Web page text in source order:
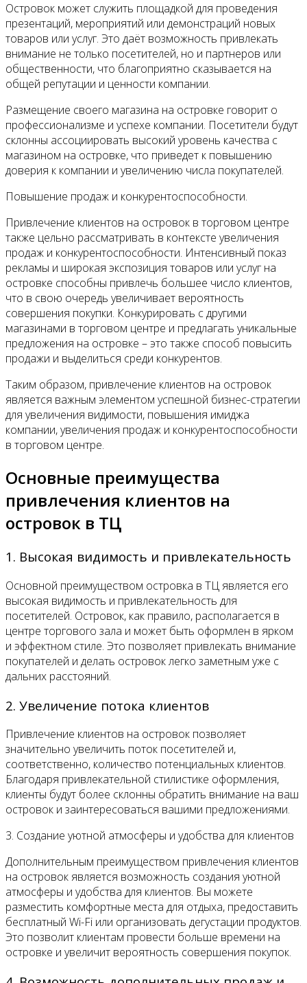
Островок может служить площадкой для проведения
презентаций, мероприятий или демонстраций новых
товаров или услуг. Это даёт возможность привлекать
внимание не только посетителей, но и партнеров или
общественности, что благоприятно сказывается на
общей репутации и ценности компании.
Размещение своего магазина на островке говорит о
профессионализме и успехе компании. Посетители будут
склонны ассоциировать высокий уровень качества с
магазином на островке, что приведет к повышению
доверия к компании и увеличению числа покупателей.
Повышение продаж и конкурентоспособности.
Привлечение клиентов на островок в торговом центре
также цельно рассматривать в контексте увеличения
продаж и конкурентоспособности. Интенсивный показ
рекламы и широкая экспозиция товаров или услуг на
островке способны привлечь большее число клиентов,
что в свою очередь увеличивает вероятность
совершения покупки. Конкурировать с другими
магазинами в торговом центре и предлагать уникальные
предложения на островке – это также способ повысить
продажи и выделиться среди конкурентов.
Таким образом, привлечение клиентов на островок
является важным элементом успешной бизнес-стратегии
для увеличения видимости, повышения имиджа
компании, увеличения продаж и конкурентоспособности
в торговом центре.
Основные преимущества
привлечения клиентов на
островок в ТЦ
1. Высокая видимость и привлекательность
Основной преимуществом островка в ТЦ является его
высокая видимость и привлекательность для
посетителей. Островок, как правило, располагается в
центре торгового зала и может быть оформлен в ярком
и эффектном стиле. Это позволяет привлекать внимание
покупателей и делать островок легко заметным уже с
дальних расстояний.
2. Увеличение потока клиентов
Привлечение клиентов на островок позволяет
значительно увеличить поток посетителей и,
соответственно, количество потенциальных клиентов.
Благодаря привлекательной стилистике оформления,
клиенты будут более склонны обратить внимание на ваш
островок и заинтересоваться вашими предложениями.
3. Создание уютной атмосферы и удобства для клиентов
Дополнительным преимуществом привлечения клиентов
на островок является возможность создания уютной
атмосферы и удобства для клиентов. Вы можете
разместить комфортные места для отдыха, предоставить
бесплатный Wi-Fi или организовать дегустации продуктов.
Это позволит клиентам провести больше времени на
островке и увеличит вероятность совершения покупок.